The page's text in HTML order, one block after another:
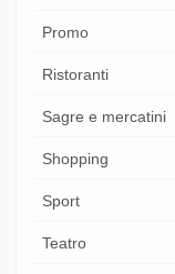
Promo
Ristoranti
Sagre e mercatini
Shopping
Sport
Teatro